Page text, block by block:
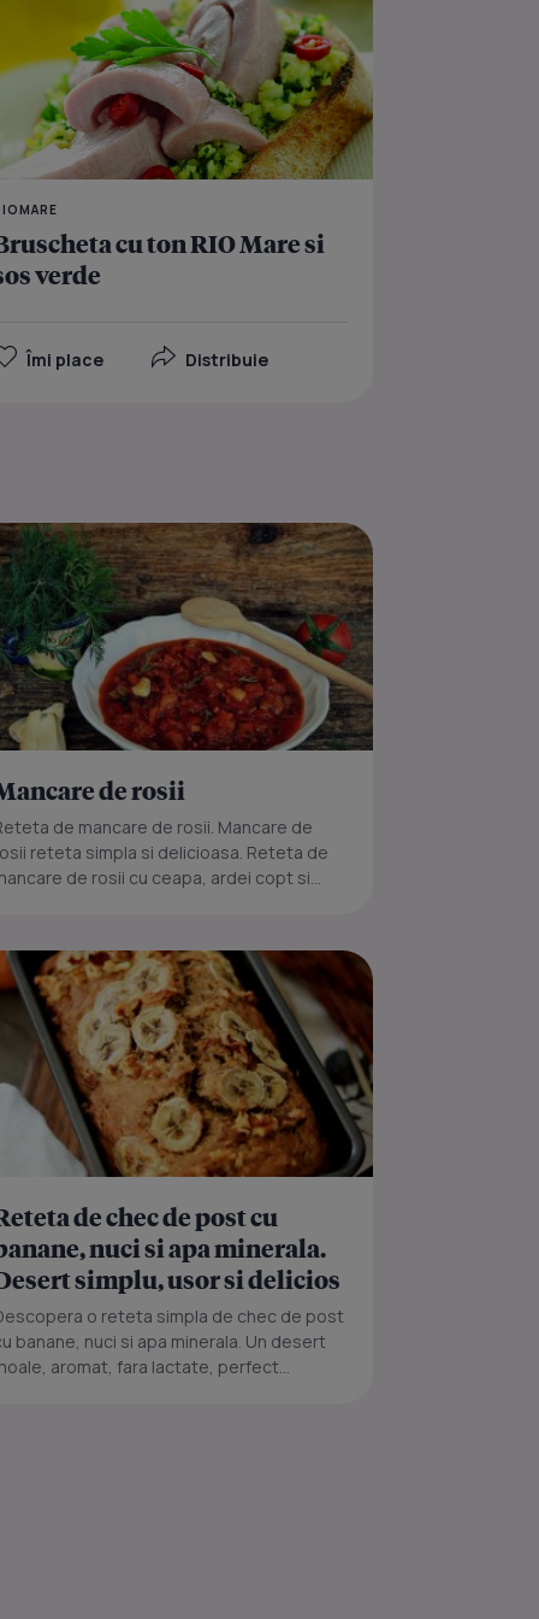
cu ton RIO Mare si
verde
Îmi place Distribuie
de rosii
de mancare de rosii. Mancare de
reteta simpla si delicioasa. Reteta de
de rosii cu ceapa, ardei copt si...
de chec de post cu
nuci si apa minerala.
simplu, usor si delicios
o reteta simpla de chec de post
banane, nuci si apa minerala. Un desert
aromat, fara lactate, perfect...